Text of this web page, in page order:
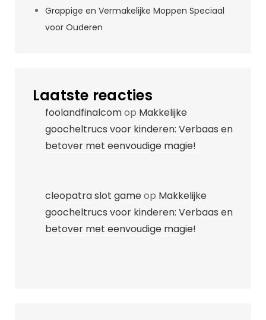
Grappige en Vermakelijke Moppen Speciaal
voor Ouderen
Laatste reacties
foolandfinalcomop Makkelijke
goocheltrucs voor kinderen: Verbaas en
betover met eenvoudige magie!
cleopatra slot gameop Makkelijke
goocheltrucs voor kinderen: Verbaas en
betover met eenvoudige magie!